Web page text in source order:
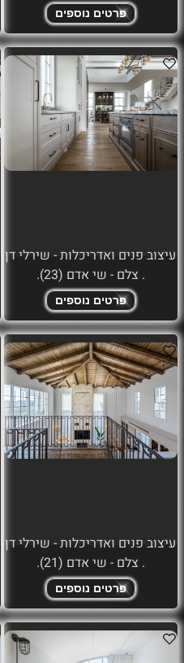
פרטים נוספים
עיצוב פנים ואדריכלות - שירלי דן
. צלם - שי אדם (23).
פרטים נוספים
עיצוב פנים ואדריכלות - שירלי דן
. צלם - שי אדם (21).
פרטים נוספים